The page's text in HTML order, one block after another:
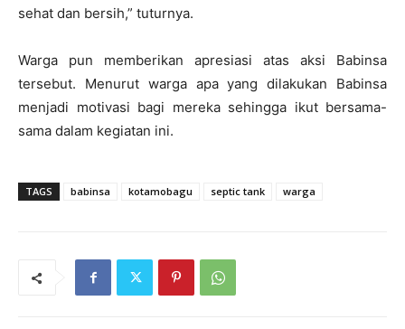
sehat dan bersih,” tuturnya.
Warga pun memberikan apresiasi atas aksi Babinsa
tersebut. Menurut warga apa yang dilakukan Babinsa
menjadi motivasi bagi mereka sehingga ikut bersama-
sama dalam kegiatan ini.
TAGS babinsa kotamobagu septic tank warga